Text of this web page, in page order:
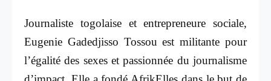
Journaliste togolaise et entrepreneure sociale,
Eugenie Gadedjisso Tossou est militante pour
l’égalité des sexes et passionnée du journalisme